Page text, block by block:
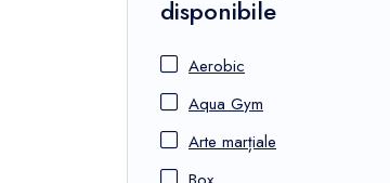
disponibile
Aerobic
Aqua Gym
Arte marțiale